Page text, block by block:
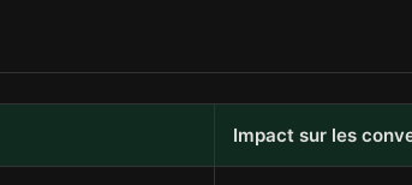
Impact sur les